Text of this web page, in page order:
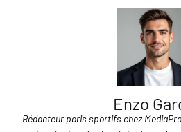
Enzo
Rédacteur paris sportifs chez